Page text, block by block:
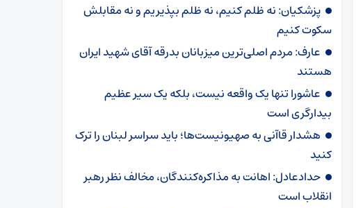
پزشکیان: نه ظلم کنیم، نه ظلم بپذیریم و نه مقابلش
سکوت کنیم
عارف: مردم اصلی‌ترین میزبانان بدرقه آقای شهید ایران
هستند
عاشورا تنها یک واقعه نیست، بلکه یک سیر عظیم
بیدارگری است
هشدار قاآنی به صهیونیست‌ها؛ باید سراسر لبنان را ترک
کنید
حدادعادل: اهانت به مذاکره‌کنندگان، مخالف نظر رهبر
انقلاب است